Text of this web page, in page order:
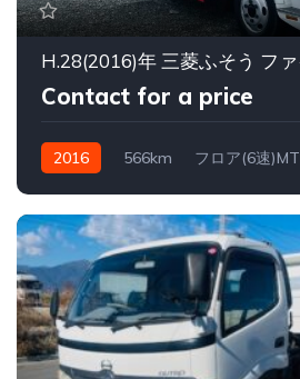
Contact for a price
2016 566km フロア(6速)MT